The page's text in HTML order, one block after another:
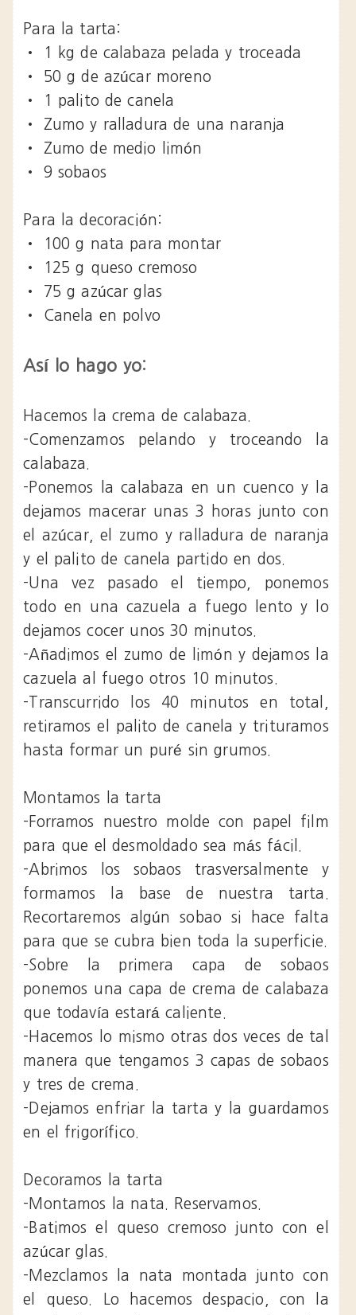
Para la tarta:
•
1 kg de calabaza pelada y troceada
•
50 g de azúcar moreno
•
1 palito de canela
•
Zumo y ralladura de una naranja
•
Zumo de medio limón
•
9 sobaos
Para la decoración:
•
100 g nata para montar
•
125 g queso cremoso
•
75 g azúcar glas
•
Canela en polvo
Así lo hago yo:
Hacemos la crema de calabaza.
-Comenzamos pelando y troceando la
calabaza.
-Ponemos la calabaza en un cuenco y la
dejamos macerar unas 3 horas junto con
el azúcar, el zumo y ralladura de naranja
y el palito de canela partido en dos.
-Una vez pasado el tiempo, ponemos
todo en una cazuela a fuego lento y lo
dejamos cocer unos 30 minutos.
-Añadimos el zumo de limón y dejamos la
cazuela al fuego otros 10 minutos.
-Transcurrido los 40 minutos en total,
retiramos el palito de canela y trituramos
hasta formar un puré sin grumos.
Montamos la tarta
-Forramos nuestro molde con papel film
para que el desmoldado sea más fácil.
-Abrimos los sobaos trasversalmente y
formamos la base de nuestra tarta.
Recortaremos algún sobao si hace falta
para que se cubra bien toda la superficie.
-Sobre la primera capa de sobaos
ponemos una capa de crema de calabaza
que todavía estará caliente.
-Hacemos lo mismo otras dos veces de tal
manera que tengamos 3 capas de sobaos
y tres de crema.
-Dejamos enfriar la tarta y la guardamos
en el frigorífico.
Decoramos la tarta
-Montamos la nata. Reservamos.
-Batimos el queso cremoso junto con el
azúcar glas.
-Mezclamos la nata montada junto con
el queso. Lo hacemos despacio, con la